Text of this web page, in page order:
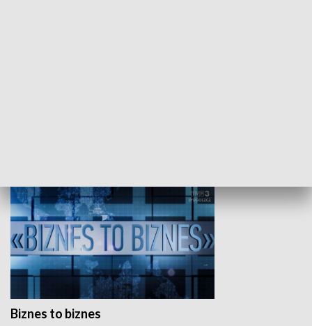
Biznes to biznes